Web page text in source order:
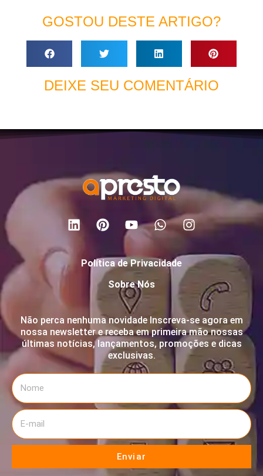
GOSTOU DESTE ARTIGO?
DEIXE SEU COMENTÁRIO
Política de Privacidade
Sobre Nós
Não perca nenhuma novidade Inscreva-se agora em
nossa newsletter e receba em primeira mão nossas
últimas notícias, lançamentos, promoções e dicas
exclusivas.
Enviar